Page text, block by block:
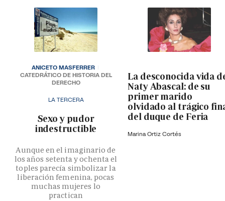
LA TERCERA
­Sexo y pudor
indestructible
Aunque en el imaginario de
los años setenta y ochenta el
toples parecía simbolizar la
liberación femenina, pocas
muchas mujeres lo
practican
ANICETO MASFERRER
CATEDRÁTICO DE HISTORIA DEL
DERECHO
La desconocida vida
Naty Abascal: de su
primer marido
olvidado al trágico
del duque de Feria
Marina Ortiz Cortés